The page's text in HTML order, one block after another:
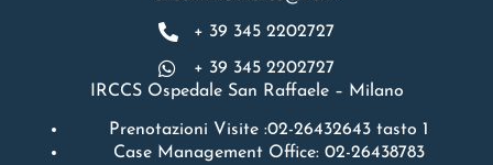
+ 39 345 2202727
+ 39 345 2202727
IRCCS Ospedale San Raffaele – Milano
Prenotazioni Visite :02-26432643 tasto 1
Case Management Office: 02-26438783